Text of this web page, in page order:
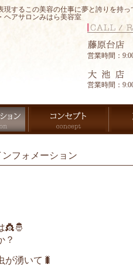
するこの美容の仕事に夢と誇りを持
ヘアサロンみはら美容室
営業時間：
営業時間：
ンフォメーション
👸🤴
？
が湧いて🐛